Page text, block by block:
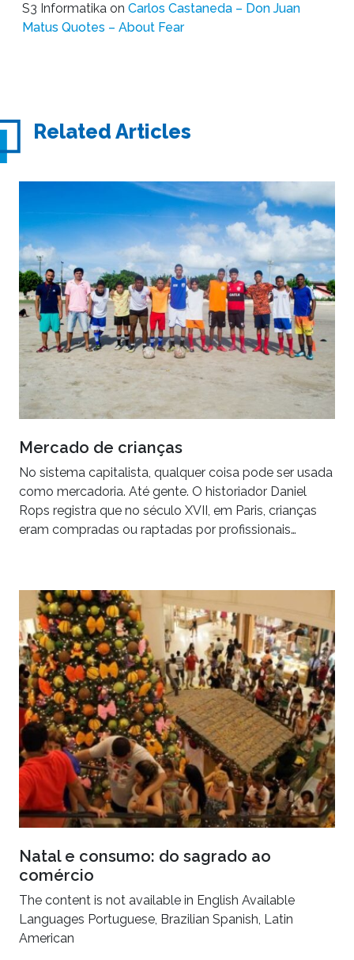
S3 Informatika on Carlos Castaneda – Don Juan
Matus Quotes – About Fear
Related Articles
Mercado de crianças
No sistema capitalista, qualquer coisa pode ser usada
como mercadoria. Até gente. O historiador Daniel
Rops registra que no século XVII, em Paris, crianças
eram compradas ou raptadas por profissionais…
Natal e consumo: do sagrado ao
comércio
The content is not available in English Available
Languages Portuguese, Brazilian Spanish, Latin
American